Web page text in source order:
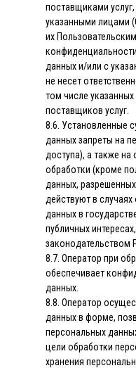
поставщиками
указанными лицами
их
данных и/или с
не несет
том числе
поставщиков услуг.
8.6. Установленные
данных запреты на
доступа), а также на
обработки (кроме
данных,
действуют в
данных в
публичных
законодательством
8.7. Оператор при
обеспечивает
данных.
8.8. Оператор
данных в форме,
персональных
цели обработки
хранения